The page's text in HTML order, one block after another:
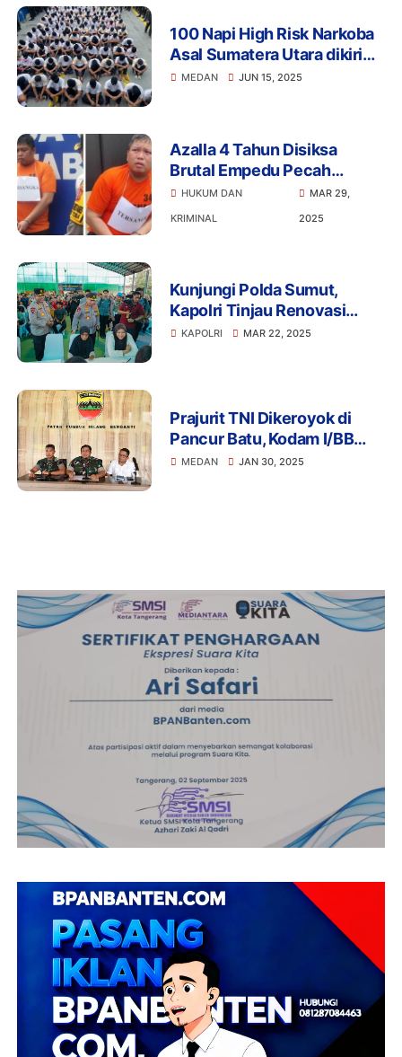
100 Napi High Risk Narkoba
Asal Sumatera Utara dikirim
ke Nusakambangan
MEDAN JUN 15, 2025
Azalla 4 Tahun Disiksa
Brutal Empedu Pecah
Hingga Tewas Oleh Kekasih
Ibunya
HUKUM DAN
KRIMINAL
MAR 29,
2025
Kunjungi Polda Sumut,
Kapolri Tinjau Renovasi
Masjid hingga Bakti Sosial
KAPOLRI MAR 22, 2025
Prajurit TNI Dikeroyok di
Pancur Batu, Kodam I/BB
Pastikan Tidak Ada
MEDAN JAN 30, 2025